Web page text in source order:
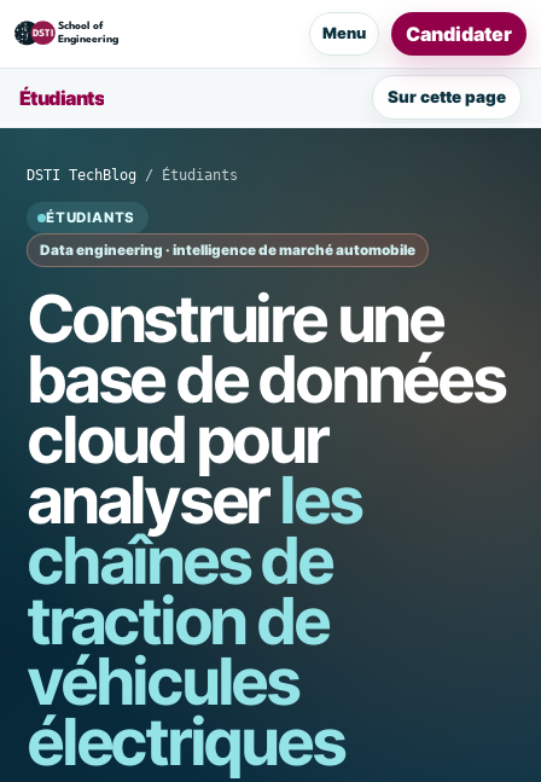
Menu Candidater
Étudiants Sur cette page
DSTI TechBlog / Étudiants
ÉTUDIANTS
Data engineering · intelligence de marché automobile
Construire une
base de données
cloud pour
analyserles
chaînes de
traction de
véhicules
électriques